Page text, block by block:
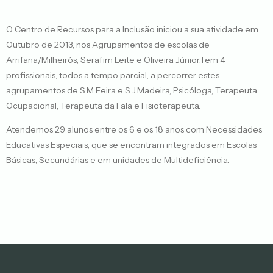
O Centro de Recursos para a Inclusão iniciou a sua atividade em
Outubro de 2013, nos Agrupamentos de escolas de
Arrifana/Milheirós, Serafim Leite e Oliveira Júnior.Tem 4
profissionais, todos a tempo parcial, a percorrer estes
agrupamentos de S.M.Feira e S.J.Madeira, Psicóloga, Terapeuta
Ocupacional, Terapeuta da Fala e Fisioterapeuta.
Atendemos 29 alunos entre os 6 e os 18 anos com Necessidades
Educativas Especiais, que se encontram integrados em Escolas
Básicas, Secundárias e em unidades de Multideficiência.